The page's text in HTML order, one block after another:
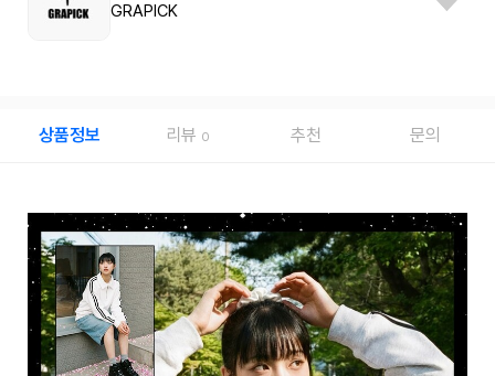
GRAPICK
상품정보 리뷰 0 추천 문의